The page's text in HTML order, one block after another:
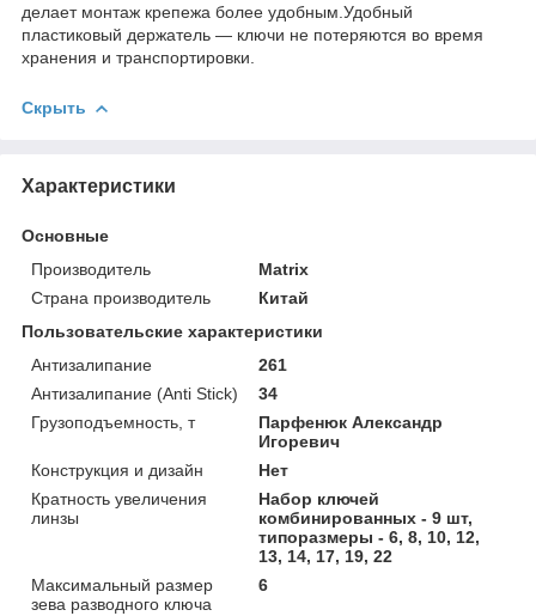
делает монтаж крепежа более удобным.Удобный
пластиковый держатель — ключи не потеряются во время
хранения и транспортировки.
Скрыть
Характеристики
Основные
Производитель
Matrix
Страна производитель
Китай
Пользовательские характеристики
Антизалипание
261
Антизалипание (Anti Stick)
34
Грузоподъемность, т
Парфенюк Александр
Игоревич
Конструкция и дизайн
Нет
Кратность увеличения
линзы
Набор ключей
комбинированных - 9 шт,
типоразмеры - 6, 8, 10, 12,
13, 14, 17, 19, 22
Максимальный размер
зева разводного ключа
6